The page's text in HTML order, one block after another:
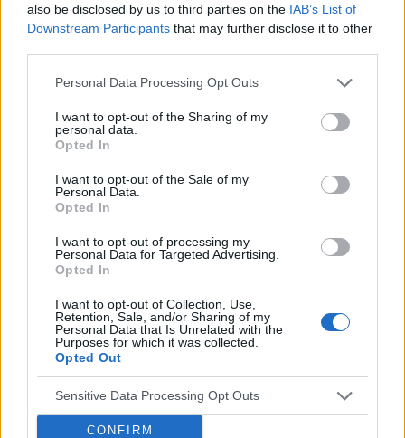
also be disclosed by us to third parties on the IAB’s List of
Downstream Participants that may further disclose it to other
Personal Data Processing Opt Outs
I want to opt-out of the Sharing of my
personal data.
Opted In
I want to opt-out of the Sale of my
Personal Data.
Opted In
I want to opt-out of processing my
Personal Data for Targeted Advertising.
Opted In
I want to opt-out of Collection, Use,
Retention, Sale, and/or Sharing of my
Personal Data that Is Unrelated with the
Purposes for which it was collected.
Opted Out
Sensitive Data Processing Opt Outs
CONFIRM
Mama po godzinach
UNICEF Polska
Dzieci spędzające czas na świeżym powietrzu